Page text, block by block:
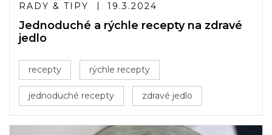
RADY & TIPY 19.3.2024
Jednoduché a rýchle recepty na zdravé
jedlo
recepty rýchle recepty
jednoduché recepty zdravé jedlo